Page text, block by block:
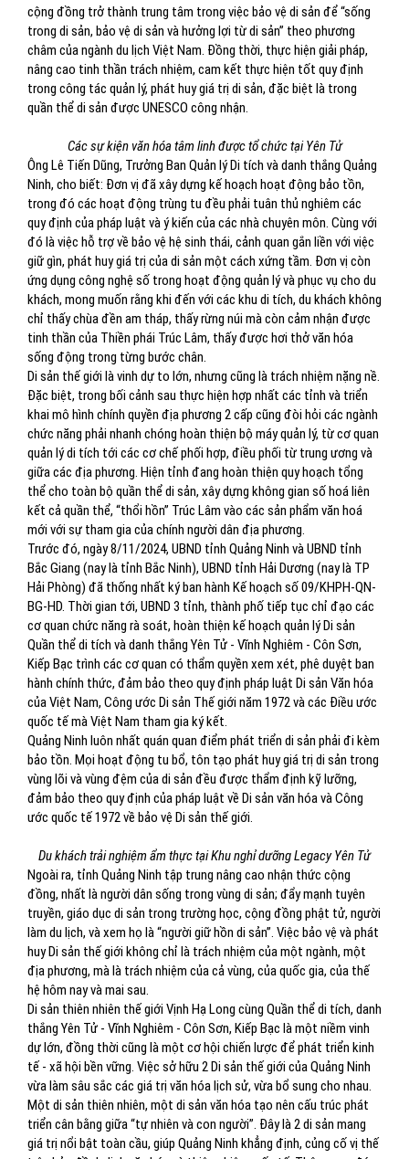
cộng đồng trở thành trung tâm trong việc bảo vệ di sản để “sống
trong di sản, bảo vệ di sản và hưởng lợi từ di sản” theo phương
châm của ngành du lịch Việt Nam. Đồng thời, thực hiện giải pháp,
nâng cao tinh thần trách nhiệm, cam kết thực hiện tốt quy định
trong công tác quản lý, phát huy giá trị di sản, đặc biệt là trong
quần thể di sản được UNESCO công nhận.
Các sự kiện văn hóa tâm linh được tổ chức tại Yên Tử
Ông Lê Tiến Dũng, Trưởng Ban Quản lý Di tích và danh thắng Quảng
Ninh, cho biết: Đơn vị đã xây dựng kế hoạch hoạt động bảo tồn,
trong đó các hoạt động trùng tu đều phải tuân thủ nghiêm các
quy định của pháp luật và ý kiến của các nhà chuyên môn. Cùng với
đó là việc hỗ trợ về bảo vệ hệ sinh thái, cảnh quan gắn liền với việc
giữ gìn, phát huy giá trị của di sản một cách xứng tầm. Đơn vị còn
ứng dụng công nghệ số trong hoạt động quản lý và phục vụ cho du
khách, mong muốn rằng khi đến với các khu di tích, du khách không
chỉ thấy chùa đền am tháp, thấy rừng núi mà còn cảm nhận được
tinh thần của Thiền phái Trúc Lâm, thấy được hơi thở văn hóa
sống động trong từng bước chân.
Di sản thế giới là vinh dự to lớn, nhưng cũng là trách nhiệm nặng nề.
Đặc biệt, trong bối cảnh sau thực hiện hợp nhất các tỉnh và triển
khai mô hình chính quyền địa phương 2 cấp cũng đòi hỏi các ngành
chức năng phải nhanh chóng hoàn thiện bộ máy quản lý, từ cơ quan
quản lý di tích tới các cơ chế phối hợp, điều phối từ trung ương và
giữa các địa phương. Hiện tỉnh đang hoàn thiện quy hoạch tổng
thể cho toàn bộ quần thể di sản, xây dựng không gian số hoá liên
kết cả quần thể, “thổi hồn” Trúc Lâm vào các sản phẩm văn hoá
mới với sự tham gia của chính người dân địa phương.
Trước đó, ngày 8/11/2024, UBND tỉnh Quảng Ninh và UBND tỉnh
Bắc Giang (nay là tỉnh Bắc Ninh), UBND tỉnh Hải Dương (nay là TP
Hải Phòng) đã thống nhất ký ban hành Kế hoạch số 09/KHPH-QN-
BG-HD. Thời gian tới, UBND 3 tỉnh, thành phố tiếp tục chỉ đạo các
cơ quan chức năng rà soát, hoàn thiện kế hoạch quản lý Di sản
Quần thể di tích và danh thắng Yên Tử - Vĩnh Nghiêm - Côn Sơn,
Kiếp Bạc trình các cơ quan có thẩm quyền xem xét, phê duyệt ban
hành chính thức, đảm bảo theo quy định pháp luật Di sản Văn hóa
của Việt Nam, Công ước Di sản Thế giới năm 1972 và các Điều ước
quốc tế mà Việt Nam tham gia ký kết.
Quảng Ninh luôn nhất quán quan điểm phát triển di sản phải đi kèm
bảo tồn. Mọi hoạt động tu bổ, tôn tạo phát huy giá trị di sản trong
vùng lõi và vùng đệm của di sản đều được thẩm định kỹ lưỡng,
đảm bảo theo quy định của pháp luật về Di sản văn hóa và Công
ước quốc tế 1972 về bảo vệ Di sản thế giới.
Du khách trải nghiệm ẩm thực tại Khu nghỉ dưỡng Legacy Yên Tử
Ngoài ra, tỉnh Quảng Ninh tập trung nâng cao nhận thức cộng
đồng, nhất là người dân sống trong vùng di sản; đẩy mạnh tuyên
truyền, giáo dục di sản trong trường học, cộng đồng phật tử, người
làm du lịch, và xem họ là “người giữ hồn di sản”. Việc bảo vệ và phát
huy Di sản thế giới không chỉ là trách nhiệm của một ngành, một
địa phương, mà là trách nhiệm của cả vùng, của quốc gia, của thế
hệ hôm nay và mai sau.
Di sản thiên nhiên thế giới Vịnh Hạ Long cùng Quần thể di tích, danh
thắng Yên Tử - Vĩnh Nghiêm - Côn Sơn, Kiếp Bạc là một niềm vinh
dự lớn, đồng thời cũng là một cơ hội chiến lược để phát triển kinh
tế - xã hội bền vững. Việc sở hữu 2 Di sản thế giới của Quảng Ninh
vừa làm sâu sắc các giá trị văn hóa lịch sử, vừa bổ sung cho nhau.
Một di sản thiên nhiên, một di sản văn hóa tạo nên cấu trúc phát
triển cân bằng giữa “tự nhiên và con người”. Đây là 2 di sản mang
giá trị nổi bật toàn cầu, giúp Quảng Ninh khẳng định, củng cố vị thế